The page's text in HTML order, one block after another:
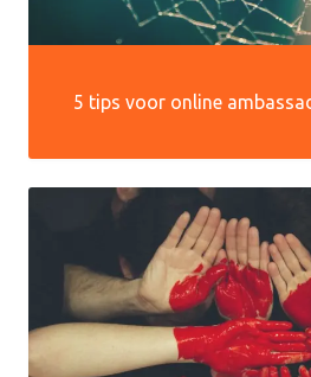
5 tips voor online